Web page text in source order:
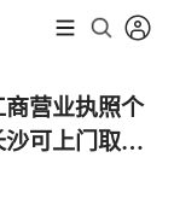
营业执照个
可上门取资